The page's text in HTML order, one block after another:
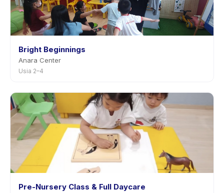
Bright Beginnings
Anara Center
Usia 2–4
Pre-Nursery Class & Full Daycare